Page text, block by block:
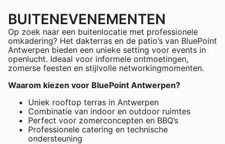
BUITENEVENEMENTEN
Op zoek naar een buitenlocatie met professionele
omkadering? Het dakterras en de patio’s van BluePoint
Antwerpen bieden een unieke setting voor events in
openlucht. Ideaal voor informele ontmoetingen,
zomerse feesten en stijlvolle networkingmomenten.
Waarom kiezen voor BluePoint Antwerpen?
Uniek rooftop terras in Antwerpen
Combinatie van indoor en outdoor ruimtes
Perfect voor zomerconcepten en BBQ’s
Professionele catering en technische
ondersteuning